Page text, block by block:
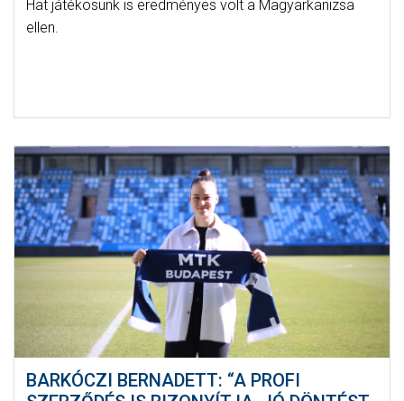
Hat játékosunk is eredményes volt a Magyarkanizsa
ellen.
BARKÓCZI BERNADETT: “A PROFI